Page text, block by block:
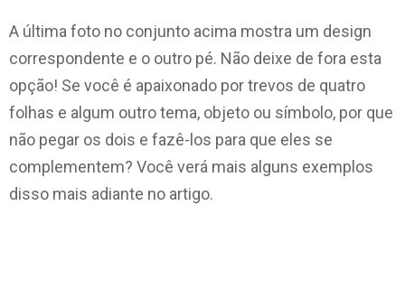
A última foto no conjunto acima mostra um design
correspondente e o outro pé. Não deixe de fora esta
opção! Se você é apaixonado por trevos de quatro
folhas e algum outro tema, objeto ou símbolo, por que
não pegar os dois e fazê-los para que eles se
complementem? Você verá mais alguns exemplos
disso mais adiante no artigo.